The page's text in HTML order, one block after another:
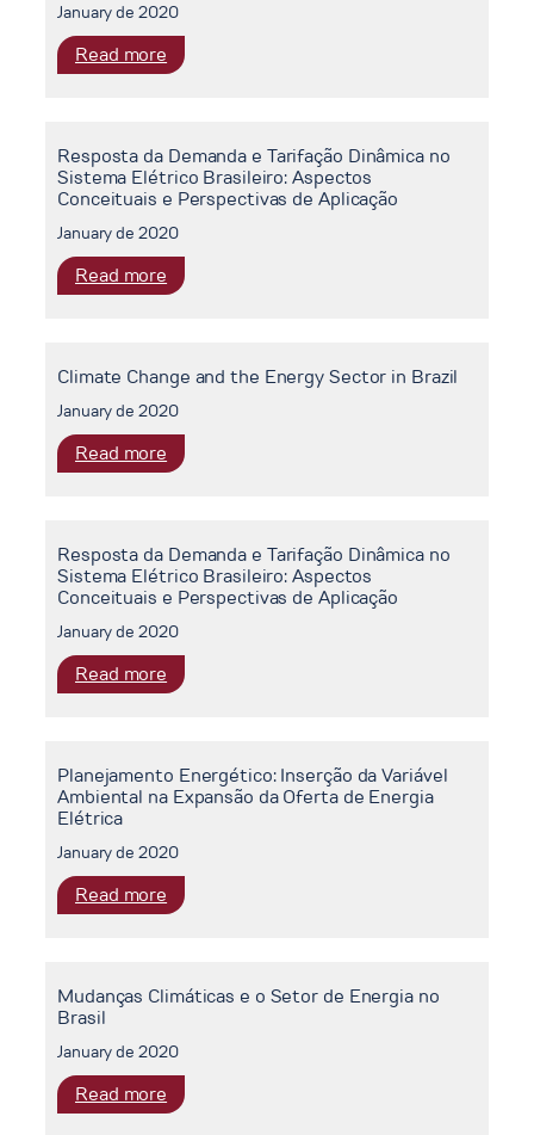
Energia
no
Brasil
January de 2020
Read more
Planejamento
da
Variável
Ambiental
na
Expansão
da
Energia
Elétrica
Resposta da Demanda e Tarifação Dinâmica no
Sistema Elétrico Brasileiro: Aspectos
Conceituais e Perspectivas de Aplicação
January de 2020
Read more
Resposta
e
Tarifação
Dinâmica
no
Aspectos
Conceituais
Perspectivas
Aplicação
Climate Change and the Energy Sector in Brazil
January de 2020
Read more
Climate
the
Energy
Sector
in
Brazil
Resposta da Demanda e Tarifação Dinâmica no
Sistema Elétrico Brasileiro: Aspectos
Conceituais e Perspectivas de Aplicação
January de 2020
Read more
Resposta
e
Tarifação
no
Sistema
Elétrico
Conceituais
Perspectivas
de
Aplicação
Planejamento Energético: Inserção da Variável
Ambiental na Expansão da Oferta de Energia
Elétrica
January de 2020
Read more
Planejamento
da
Ambiental
na
Expansão
Mudanças Climáticas e o Setor de Energia no
Brasil
January de 2020
Read more
Mudanças